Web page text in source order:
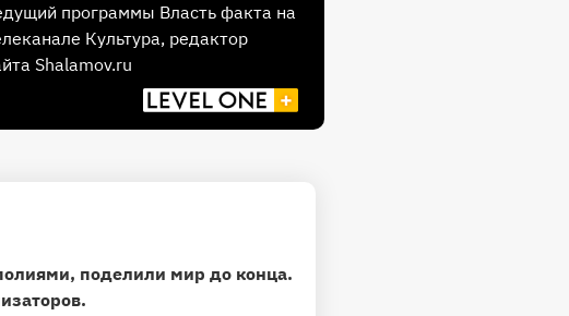
программы Власть факта на
Культура, редактор
Shalamov.ru
поделили мир до конца.